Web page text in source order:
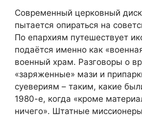
Современный церковный
пытается опираться на
По епархиям путешествует
подаётся именно как
военный храм. Разговоры о
«заряженные» мази и
суевериям – таким, какие
1980-е, когда «кроме
ничего». Штатные